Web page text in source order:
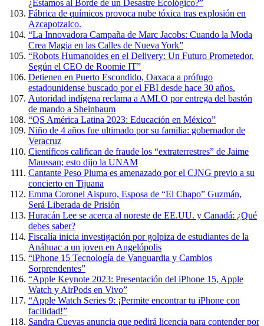
¿Estamos al Borde de un Desastre Ecológico?”
Fábrica de químicos provoca nube tóxica tras explosión en
Azcapotzalco.
“La Innovadora Campaña de Marc Jacobs: Cuando la Moda
Crea Magia en las Calles de Nueva York”
“Robots Humanoides en el Delivery: Un Futuro Prometedor,
Según el CEO de Roomie IT”
Detienen en Puerto Escondido, Oaxaca a prófugo
estadounidense buscado por el FBI desde hace 30 años.
Autoridad indígena reclama a AMLO por entrega del bastón
de mando a Sheinbaum
“QS América Latina 2023: Educación en México”
Niño de 4 años fue ultimado por su familia: gobernador de
Veracruz
Científicos califican de fraude los “extraterrestres” de Jaime
Maussan; esto dijo la UNAM
Cantante Peso Pluma es amenazado por el CJNG previo a su
concierto en Tijuana
Emma Coronel Aispuro, Esposa de “El Chapo” Guzmán,
Será Liberada de Prisión
Huracán Lee se acerca al noreste de EE.UU. y Canadá: ¿Qué
debes saber?
Fiscalía inicia investigación por golpiza de estudiantes de la
Anáhuac a un joven en Angelópolis
“iPhone 15 Tecnología de Vanguardia y Cambios
Sorprendentes”
“Apple Keynote 2023: Presentación del iPhone 15, Apple
Watch y AirPods en Vivo”
“Apple Watch Series 9: ¡Permite encontrar tu iPhone con
facilidad!”
Sandra Cuevas anuncia que pedirá licencia para contender por